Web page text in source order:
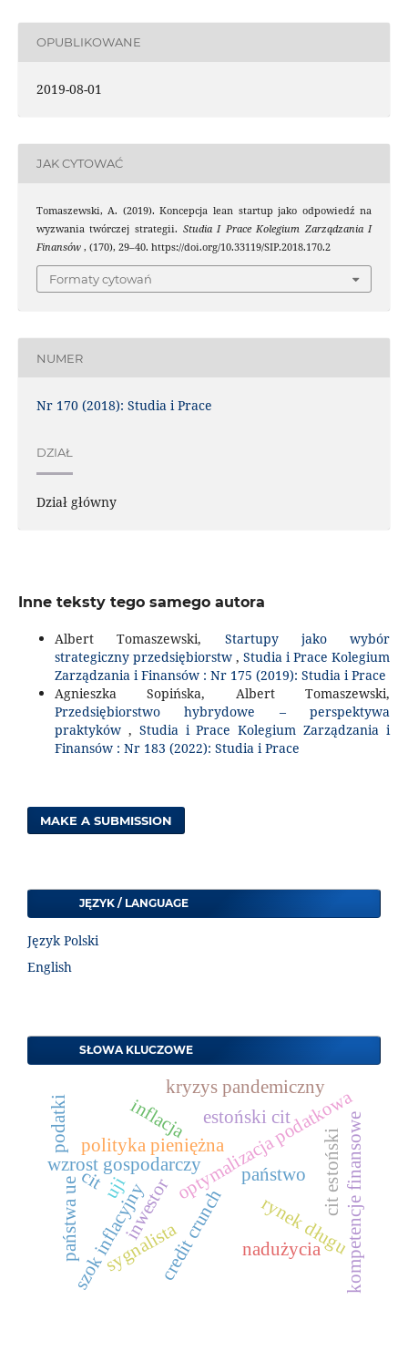
OPUBLIKOWANE
2019-08-01
JAK CYTOWAĆ
Tomaszewski, A. (2019). Koncepcja lean startup jako odpowiedź na
wyzwania twórczej strategii. Studia I Prace Kolegium Zarządzania I
Finansów , (170), 29–40. https://doi.org/10.33119/SIP.2018.170.2
Formaty cytowań
NUMER
Nr 170 (2018): Studia i Prace
DZIAŁ
Dział główny
Inne teksty tego samego autora
Albert Tomaszewski, Startupy jako wybór
strategiczny przedsiębiorstw ,Studia i Prace Kolegium
Zarządzania i Finansów : Nr 175 (2019): Studia i Prace
Agnieszka Sopińska, Albert Tomaszewski,
Przedsiębiorstwo hybrydowe – perspektywa
praktyków , Studia i Prace Kolegium Zarządzania i
Finansów : Nr 183 (2022): Studia i Prace
MAKE A SUBMISSION
JĘZYK / LANGUAGE
Język Polski
English
SŁOWA KLUCZOWE
optymalizacja podatkowa
inwestorcredit crunch
państwo
uji
wzrost gospodarczy
polityka pieniężna
szok inflacyjny
inflacja
kryzys pandemiczny
rynek długu
cit estoński
estoński cit
cit
podatki
sygnalista nadużycia
państwa ue kompetencje finansowe